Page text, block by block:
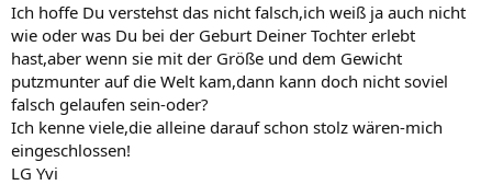
Ich hoffe Du verstehst das nicht falsch,ich weiß ja auch nicht
wie oder was Du bei der Geburt Deiner Tochter erlebt
hast,aber wenn sie mit der Größe und dem Gewicht
putzmunter auf die Welt kam,dann kann doch nicht soviel
falsch gelaufen sein-oder?
Ich kenne viele,die alleine darauf schon stolz wären-mich
eingeschlossen!
LG Yvi